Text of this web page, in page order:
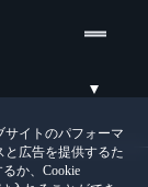
サイトのパフォーマ
と広告を提供するた
か、Cookie